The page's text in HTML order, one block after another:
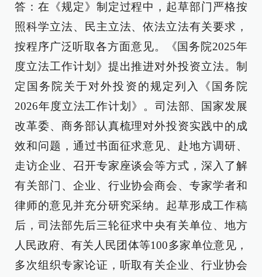
答：在《规定》制定过程中，起草部门严格按
照科学立法、民主立法、依法立法有关要求，
按程序广泛听取各方面意见。《国务院2025年
度立法工作计划》提出推进对外投资立法。制
定国务院关于对外投资的规定列入《国务院
2026年度立法工作计划》。司法部、国家发展
改革委、商务部认真梳理对外投资实践中的成
效和问题，通过书面征求意见、赴地方调研、
走访企业、召开专家座谈会等方式，深入了解
有关部门、企业、行业协会商会、专家学者和
律师的意见并充分研究采纳。起草形成工作稿
后，司法部先后三轮征求中央有关单位、地方
人民政府、有关人民团体等100多家单位意见，
多次组织专家论证，听取有关企业、行业协会